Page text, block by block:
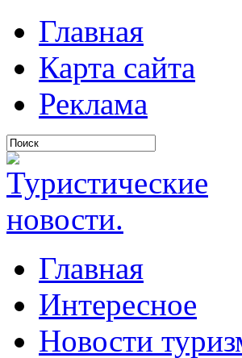
Главная
Карта сайта
Реклама
Главная
Интересное
Новости